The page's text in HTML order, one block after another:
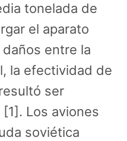
tonelada de
el aparato
entre la
la efectividad de
ser
Los aviones
soviética